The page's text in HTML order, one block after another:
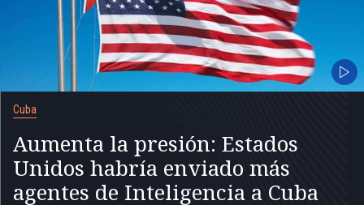
Cuba
Aumenta la presión: Estados
Unidos habría enviado más
agentes de Inteligencia a Cuba